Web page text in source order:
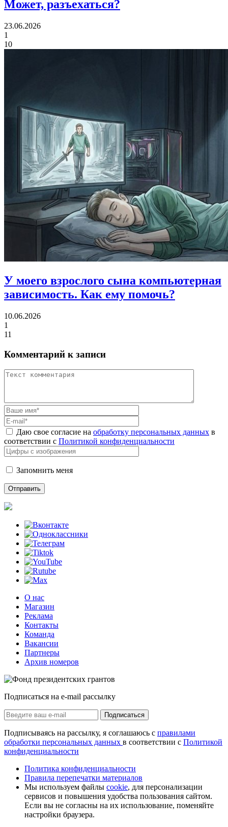
Может, разъехаться?
23.06.2026
1
10
У моего взрослого сына компьютерная
зависимость. Как ему помочь?
10.06.2026
1
11
Комментарий к записи
Даю свое согласие на обработку персональных данных в
соответствии с Политикой конфиденциальности
Запомнить меня
О нас
Магазин
Реклама
Контакты
Команда
Вакансии
Партнеры
Архив номеров
Подписаться на e-mail рассылку
Подписаться
Подписываясь на рассылку, я соглашаюсь с правилами
обработки персональных данных в соответствии с Политикой
конфиденциальности
Политика конфиденциальности
Правила перепечатки материалов
Мы используем файлы cookie, для персонализации
сервисов и повышения удобства пользования сайтом.
Если вы не согласны на их использование, поменяйте
настройки браузера.